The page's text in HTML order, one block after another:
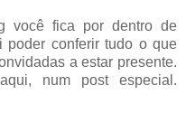
você fica por dentro de
poder conferir tudo o que
a estar presente.
num post especial.